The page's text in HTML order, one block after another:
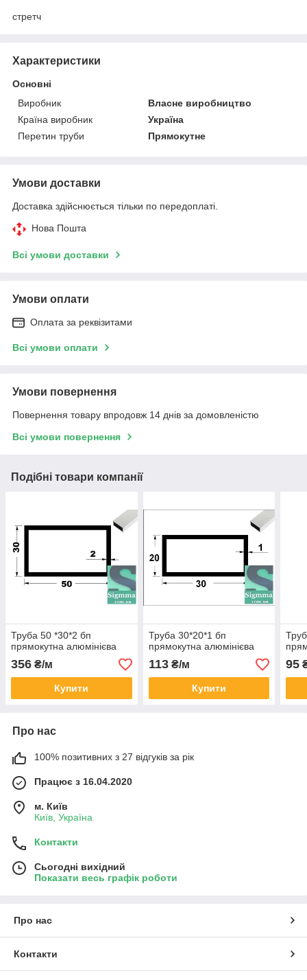
стретч
Характеристики
Основні
Виробник
Власне виробництво
Країна виробник
Україна
Перетин труби
Прямокутне
Умови доставки
Доставка здійснюється тільки по передоплаті.
Нова Пошта
Всі умови доставки
Умови оплати
Оплата за реквізитами
Всі умови оплати
Умови повернення
Повернення товару впродовж 14 днів за домовленістю
Всі умови повернення
Подібні товари компанії
Труба 50 *30*2 бп
прямокутна алюмінієва
356 ₴/м
Купити
Труба 30*20*1 бп
прямокутна алюмінієва
113₴/м
Купити
95
Про нас
100% позитивних з 27 відгуків за рік
Працює з 16.04.2020
м. Київ
Київ, Україна
Контакти
Сьогодні вихідний
Показати весь графік роботи
Про нас
Контакти